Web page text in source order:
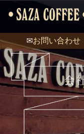
✉お問い合わせ